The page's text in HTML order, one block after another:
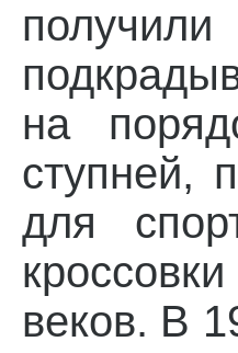
на
ступней,
для
веков. В